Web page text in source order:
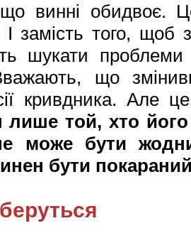
винні обидвоє.
замість того, щоб
шукати
що
кривдника. Але
лише той, хто
може бути
бути